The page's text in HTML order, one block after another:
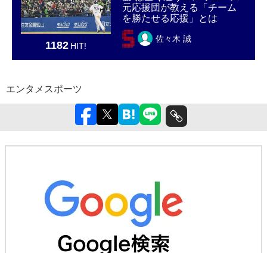
1182 HIT!
元応援団が教える「チーム
を勝たせる応援」とは
佐々木 誠
エンタメ スポーツ